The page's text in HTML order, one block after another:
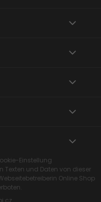
Einstellung
Texten und Daten von dieser
Online Shop